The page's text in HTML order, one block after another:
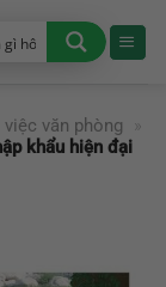
việc văn phòng
»
khẩu hiện đại